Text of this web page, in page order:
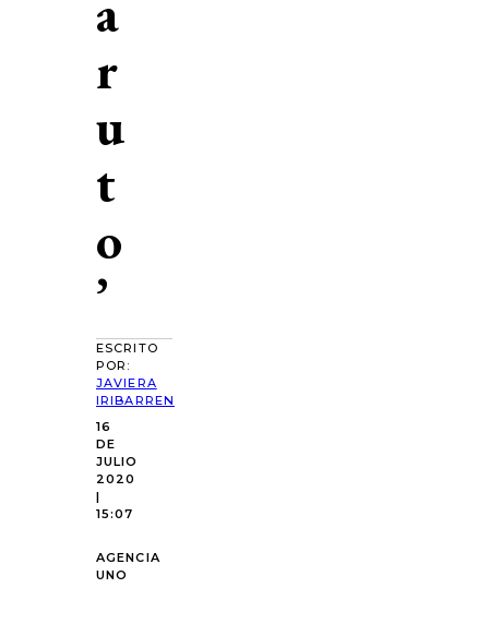
r
u
t
o
’
ESCRITO
POR:
JAVIERA
IRIBARREN
16
DE
JULIO
2020
|
15:07
AGENCIA
UNO